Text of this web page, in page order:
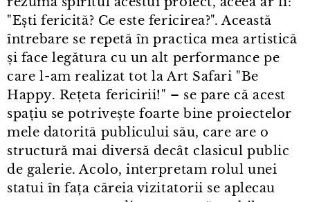
"Ești fericită? Ce este fericirea?". Această
întrebare se repetă în practica mea artistică
și face legătura cu un alt performance pe
care l⁠-⁠am realizat tot la Art Safari "Be
Happy. Rețeta fericirii!" – se pare că acest
spațiu se potrivește foarte bine proiectelor
mele datorită publicului său, care are o
structură mai diversă decât clasicul public
de galerie. Acolo, interpretam rolul unei
statui în fața căreia vizitatorii se aplecau